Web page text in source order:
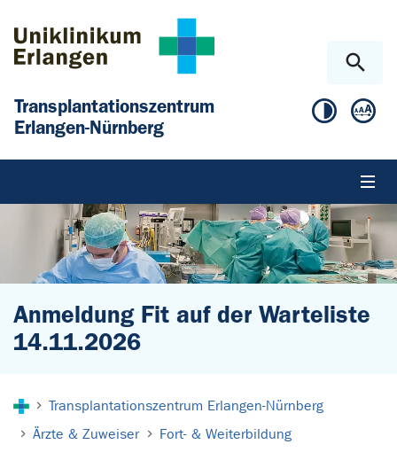
Transplantationszentrum
Erlangen-Nürnberg
Anmeldung Fit auf der Warteliste
14.11.2026
Transplantationszentrum Erlangen-Nürnberg
Ärzte & Zuweiser
Fort- & Weiterbildung